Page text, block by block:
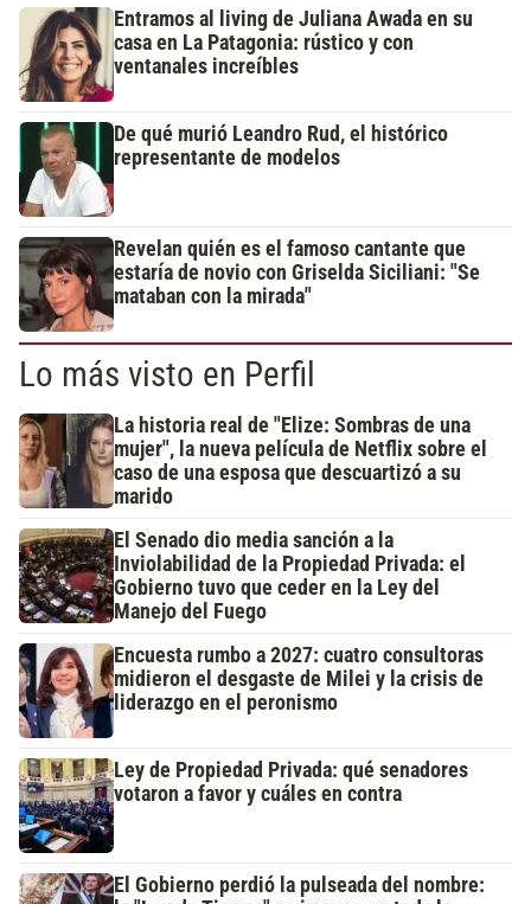
Entramos al living de Juliana Awada en su
casa en La Patagonia: rústico y con
ventanales increíbles
De qué murió Leandro Rud, el histórico
representante de modelos
Revelan quién es el famoso cantante que
estaría de novio con Griselda Siciliani: "Se
mataban con la mirada"
Lo más visto en Perfil
La historia real de "Elize: Sombras de una
mujer", la nueva película de Netflix sobre el
caso de una esposa que descuartizó a su
marido
El Senado dio media sanción a la
Inviolabilidad de la Propiedad Privada: el
Gobierno tuvo que ceder en la Ley del
Manejo del Fuego
Encuesta rumbo a 2027: cuatro consultoras
midieron el desgaste de Milei y la crisis de
liderazgo en el peronismo
Ley de Propiedad Privada: qué senadores
votaron a favor y cuáles en contra
El Gobierno perdió la pulseada del nombre: